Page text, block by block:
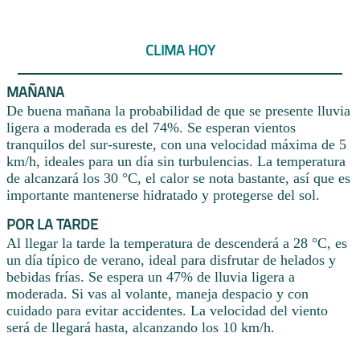
CLIMA HOY
MAÑANA
De buena mañana la probabilidad de que se presente lluvia
ligera a moderada es del 74%. Se esperan vientos
tranquilos del sur-sureste, con una velocidad máxima de 5
km/h, ideales para un día sin turbulencias. La temperatura
de alcanzará los 30 °C, el calor se nota bastante, así que es
importante mantenerse hidratado y protegerse del sol.
POR LA TARDE
Al llegar la tarde la temperatura de descenderá a 28 °C, es
un día típico de verano, ideal para disfrutar de helados y
bebidas frías. Se espera un 47% de lluvia ligera a
moderada. Si vas al volante, maneja despacio y con
cuidado para evitar accidentes. La velocidad del viento
será de llegará hasta, alcanzando los 10 km/h.